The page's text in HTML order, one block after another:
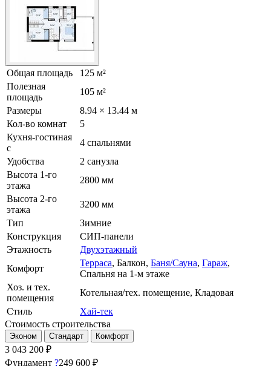
Общая площадь
125 м²
Полезная
площадь
105 м²
Размеры
8.94 × 13.44 м
Кол-во комнат
5
Кухня-гостиная
с
4 спальнями
Удобства
2 санузла
Высота 1-го
этажа
2800 мм
Высота 2-го
этажа
3200 мм
Тип
Зимние
Конструкция
СИП-панели
Этажность
Двухэтажный
Комфорт
Терраса, Балкон, Баня/Сауна, Гараж,
Спальня на 1-м этаже
Хоз. и тех.
помещения
Котельная/тех. помещение, Кладовая
Стиль
Хай-тек
Стоимость строительства
Эконом Стандарт Комфорт
3 043 200 ₽
Фундамент ?249 600 ₽